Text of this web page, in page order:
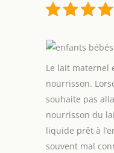
Le lait maternel
nourrisson.
souhaite pas
nourrisson du
liquide prêt à
souvent mal